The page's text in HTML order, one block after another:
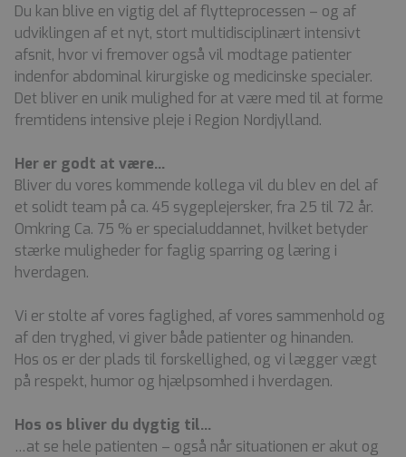
Du kan blive en vigtig del af flytteprocessen – og af
udviklingen af et nyt, stort multidisciplinært intensivt
afsnit, hvor vi fremover også vil modtage patienter
indenfor abdominal kirurgiske og medicinske specialer.
Det bliver en unik mulighed for at være med til at forme
fremtidens intensive pleje i Region Nordjylland.
Her er godt at være…
Bliver du vores kommende kollega vil du blev en del af
et solidt team på ca. 45 sygeplejersker, fra 25 til 72 år.
Omkring Ca. 75 % er specialuddannet, hvilket betyder
stærke muligheder for faglig sparring og læring i
hverdagen.
Vi er stolte af vores faglighed, af vores sammenhold og
af den tryghed, vi giver både patienter og hinanden.
Hos os er der plads til forskellighed, og vi lægger vægt
på respekt, humor og hjælpsomhed i hverdagen.
Hos os bliver du dygtig til…
…at se hele patienten – også når situationen er akut og